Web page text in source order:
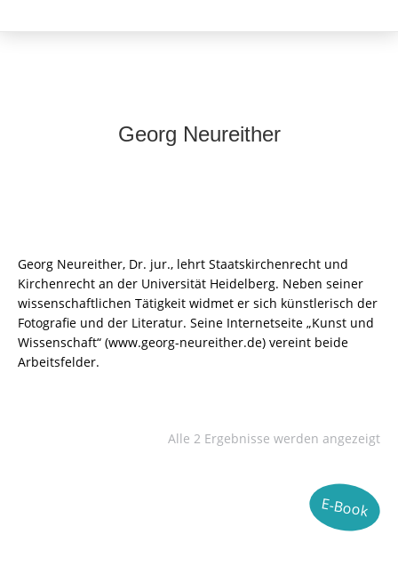
Georg Neureither
Georg Neureither, Dr. jur., lehrt Staatskirchenrecht und
Kirchenrecht an der Universität Heidelberg. Neben seiner
wissenschaftlichen Tätigkeit widmet er sich künstlerisch der
Fotografie und der Literatur. Seine Internetseite „Kunst und
Wissenschaft“ (www.georg-neureither.de) vereint beide
Arbeitsfelder.
Alle 2 Ergebnisse werden angezeigt
E-Book